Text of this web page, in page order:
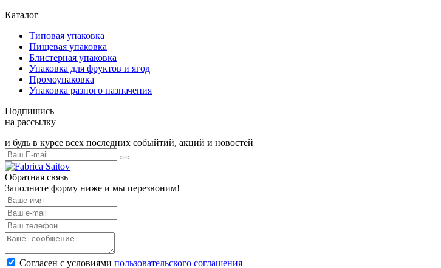
Каталог
Типовая упаковка
Пищевая упаковка
Блистерная упаковка
Упаковка для фруктов и ягод
Промоупаковка
Упаковка разного назначения
Подпишись
на рассылку
и будь в курсе всех последних собыйтий, акций и новостей
Обратная связь
Заполните форму ниже и мы перезвоним!
Согласен с условиями пользовательского соглашения